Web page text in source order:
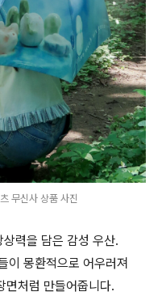
무신사 상품 사진
력을 담은 감성 우산.
이 몽환적으로 어우러져
면처럼 만들어줍니다.